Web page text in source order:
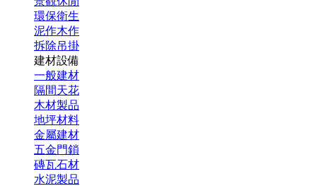
環保衛生
泥作木作
拆除吊掛
建材設備
一般建材
隔間天花
木材製品
地坪材料
金屬建材
五金門鎖
磚瓦石材
水泥製品